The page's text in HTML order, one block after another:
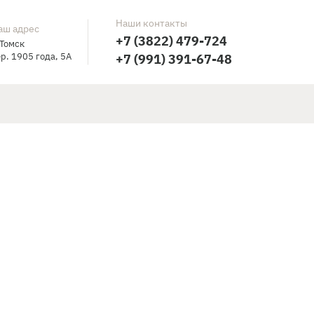
адрес
1905 года, 5А
Наши контакты
+7 (3822) 479-724
+7 (991) 391-67-48